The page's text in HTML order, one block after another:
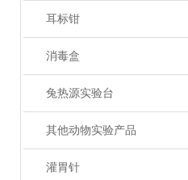
耳标钳
消毒盒
兔热源实验台
其他动物实验产品
灌胃针